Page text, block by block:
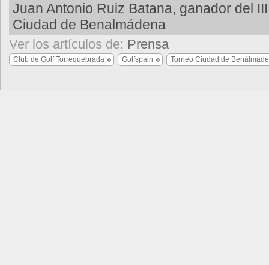
Juan Antonio Ruiz Batana, ganador del
Ciudad de Benalmádena
Ver los artículos de: Prensa
Club de Golf Torrequebrada Golfspain Torneo Ciudad de